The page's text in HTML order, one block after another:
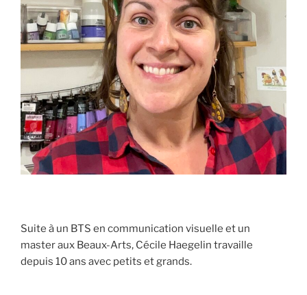
Suite à un BTS en communication visuelle et un
master aux Beaux-Arts, Cécile Haegelin travaille
depuis 10 ans avec petits et grands.